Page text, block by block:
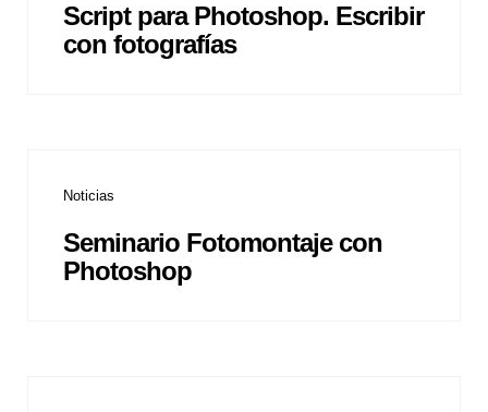
Script para Photoshop. Escribir
con fotografías
Noticias
Seminario Fotomontaje con
Photoshop